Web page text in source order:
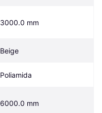
3000.0 mm
Beige
Poliamida
6000.0 mm